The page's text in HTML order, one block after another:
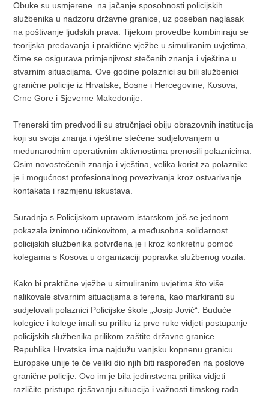
Obuke su usmjerene na jačanje sposobnosti policijskih
službenika u nadzoru državne granice, uz poseban naglasak
na poštivanje ljudskih prava. Tijekom provedbe kombiniraju se
teorijska predavanja i praktične vježbe u simuliranim uvjetima,
čime se osigurava primjenjivost stečenih znanja i vještina u
stvarnim situacijama. Ove godine polaznici su bili službenici
granične policije iz Hrvatske, Bosne i Hercegovine, Kosova,
Crne Gore i Sjeverne Makedonije.
Trenerski tim predvodili su stručnjaci obiju obrazovnih institucija
koji su svoja znanja i vještine stečene sudjelovanjem u
međunarodnim operativnim aktivnostima prenosili polaznicima.
Osim novostečenih znanja i vještina, velika korist za polaznike
je i mogućnost profesionalnog povezivanja kroz ostvarivanje
kontakata i razmjenu iskustava.
Suradnja s Policijskom upravom istarskom još se jednom
pokazala iznimno učinkovitom, a međusobna solidarnost
policijskih službenika potvrđena je i kroz konkretnu pomoć
kolegama s Kosova u organizaciji popravka službenog vozila.
Kako bi praktične vježbe u simuliranim uvjetima što više
nalikovale stvarnim situacijama s terena, kao markiranti su
sudjelovali polaznici Policijske škole „Josip Jović“. Buduće
kolegice i kolege imali su priliku iz prve ruke vidjeti postupanje
policijskih službenika prilikom zaštite državne granice.
Republika Hrvatska ima najdužu vanjsku kopnenu granicu
Europske unije te će veliki dio njih biti raspoređen na poslove
granične policije. Ovo im je bila jedinstvena prilika vidjeti
različite pristupe rješavanju situacija i važnosti timskog rada.